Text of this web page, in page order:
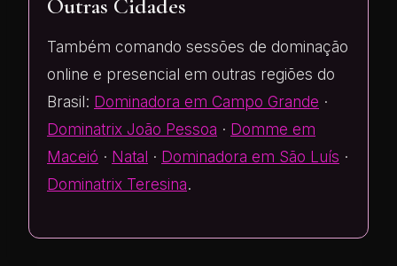
Também comando sessões de dominação
online e presencial em outras regiões do
Brasil: Dominadora em Campo Grande ·
Dominatrix João Pessoa · Domme em
Maceió · Natal · Dominadora em São Luís ·
Dominatrix Teresina.